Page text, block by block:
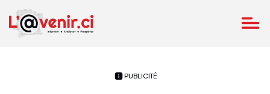
PUBLICITÉ